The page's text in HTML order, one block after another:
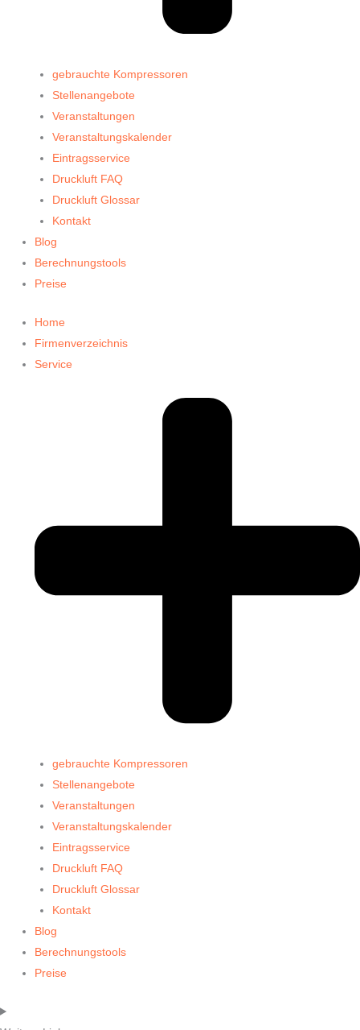
gebrauchte Kompressoren
Stellenangebote
Veranstaltungen
Veranstaltungskalender
Eintragsservice
Druckluft FAQ
Druckluft Glossar
Kontakt
Blog
Berechnungstools
Preise
Home
Firmenverzeichnis
Service
gebrauchte Kompressoren
Stellenangebote
Veranstaltungen
Veranstaltungskalender
Eintragsservice
Druckluft FAQ
Druckluft Glossar
Kontakt
Blog
Berechnungstools
Preise